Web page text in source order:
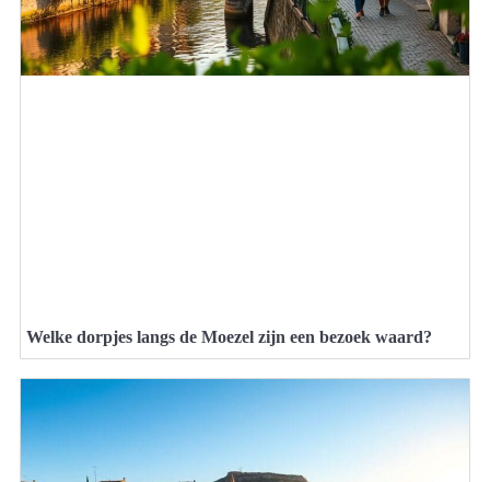
Welke dorpjes langs de Moezel zijn een bezoek waard?